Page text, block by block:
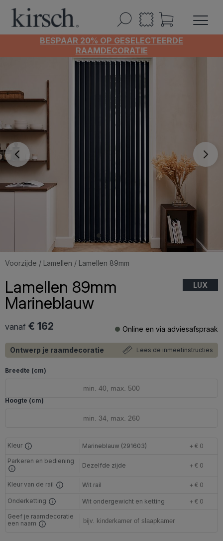
BESPAAR 20% OP GESELECTEERDE
RAAMDECORATIE
Voorzijde / Lamellen / Lamellen 89mm
Lamellen 89mm
Marineblauw
LUX
vanaf € 162 Online en via adviesafspraak
Ontwerp je raamdecoratie Lees de inmeetinstructies
Breedte (cm)
Hoogte (cm)
Kleur Marineblauw (291603)
+ € 0
Parkeren en bediening
Dezelfde zijde + € 0
Kleur van de rail Wit rail + € 0
Onderketting Wit ondergewicht en ketting
+ € 0
Geef je raamdecoratie
een naam